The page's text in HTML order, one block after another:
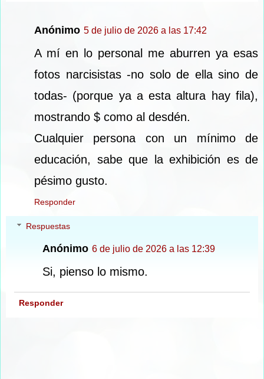
Anónimo 5 de julio de 2026 a las 17:42
A mí en lo personal me aburren ya esas
fotos narcisistas -no solo de ella sino de
todas- (porque ya a esta altura hay fila),
mostrando $ como al desdén.
Cualquier persona con un mínimo de
educación, sabe que la exhibición es de
pésimo gusto.
Responder
Respuestas
Anónimo 6 de julio de 2026 a las 12:39
Si, pienso lo mismo.
Responder